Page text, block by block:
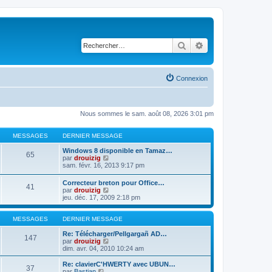
Rechercher
Connexion
Nous sommes le sam. août 08, 2026 3:01 pm
MESSAGES DERNIER MESSAGE
65
Windows 8 disponible en Tamaz…
par drouizig
o
u
l
t
e
r
l
d
e
r
n
i
sam. févr. 16, 2013 9:17 pm
41
Correcteur breton pour Office…
par drouizig
o
n
s
u
l
t
r
l
e
jeu. déc. 17, 2009 2:18 pm
MESSAGES DERNIER MESSAGE
147
Re: Télécharger/Pellgargañ AD…
par drouizig
o
n
s
dim. avr. 04, 2010 10:24 am
37
Re: clavierC'HWERTY avec UBUN…